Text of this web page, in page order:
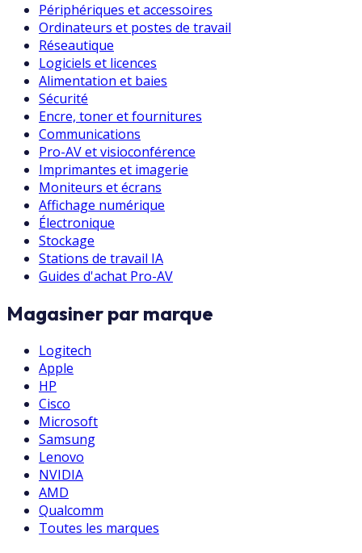
Périphériques et accessoires
Ordinateurs et postes de travail
Réseautique
Logiciels et licences
Alimentation et baies
Sécurité
Encre, toner et fournitures
Communications
Pro-AV et visioconférence
Imprimantes et imagerie
Moniteurs et écrans
Affichage numérique
Électronique
Stockage
Stations de travail IA
Guides d'achat Pro-AV
Magasiner par marque
Logitech
Apple
HP
Cisco
Microsoft
Samsung
Lenovo
NVIDIA
AMD
Qualcomm
Toutes les marques